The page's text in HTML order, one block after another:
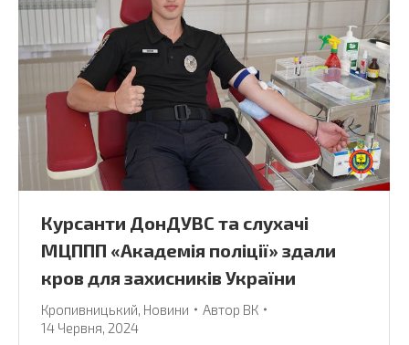
Курсанти ДонДУВС та слухачі
МЦППП «Академія поліції» здали
кров для захисників України
Кропивницький, Новини Автор ВК
14 Червня, 2024